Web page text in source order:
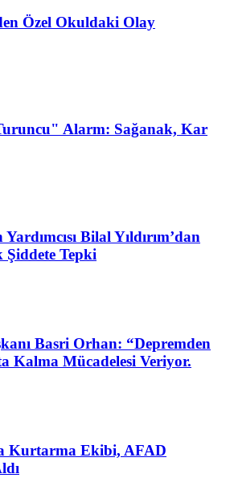
Özel Okuldaki Olay
Alarm: Sağanak, Kar
Bilal Yıldırım’dan
Şiddete Tepki
Basri Orhan: “Depremden
Kalma Mücadelesi Veriyor.
Kurtarma Ekibi, AFAD